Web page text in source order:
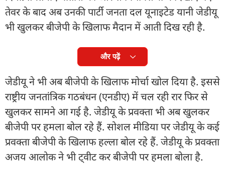
तेवर के बाद अब उनकी पार्टी जनता दल यूनाइटेड यानी जेडीयू
भी खुलकर बीजेपी के खिलाफ मैदान में आती दिख रही है.
और पढ़ें
जेडीयू ने भी अब बीजेपी के खिलाफ मोर्चा खोल दिया है. इससे
राष्ट्रीय जनतांत्रिक गठबंधन (एनडीए) में चल रही रार फिर से
खुलकर सामने आ गई है. जेडीयू के प्रवक्ता भी अब खुलकर
बीजेपी पर हमला बोल रहे हैं. सोशल मीडिया पर जेडीयू के कई
प्रवक्ता बीजेपी के खिलाफ हल्ला बोल रहे हैं. जेडीयू के प्रवक्ता
अजय आलोक ने भी ट्वीट कर बीजेपी पर हमला बोला है.